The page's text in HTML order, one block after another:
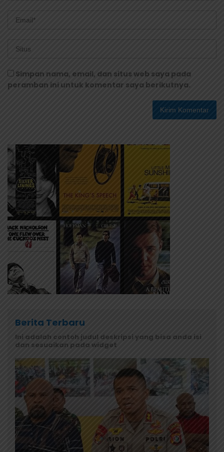
Simpan nama, email, dan situs web saya pada
peramban ini untuk komentar saya berikutnya.
Berita Terbaru
Ini adalah contoh judul deskripsi yang bisa anda isi
dan sesuaikan pada widget